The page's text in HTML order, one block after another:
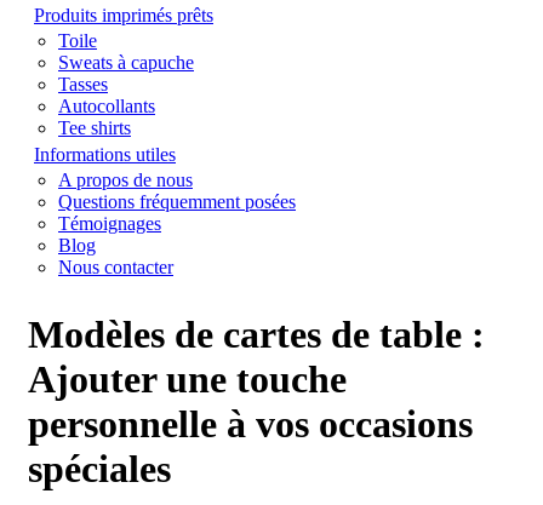
Produits imprimés prêts
Toile
Sweats à capuche
Tasses
Autocollants
Tee shirts
Informations utiles
A propos de nous
Questions fréquemment posées
Témoignages
Blog
Nous contacter
Modèles de cartes de table :
Ajouter une touche
personnelle à vos occasions
spéciales